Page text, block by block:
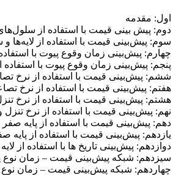
اول: مقدمه
دوم: پیش بینی قیمت با استفاده از
سوم: پیش‌بینی قیمت با استفاده از لایه‌ها و
چهارم: پیش‌بینی زمان وقوع پیوت با
پنجم: پیش‌بینی زمان وقوع پیوت با استفاده
ششم: پیش‌بینی قیمت با استفاده از نرخ
هفتم: پیش‌بینی قیمت با استفاده از نرخ
هشتم: پیش‌بینی قیمت با استفاده از نرخ
نهم: پیش‌بینی قیمت با استفاده از نرخ تنزل و
دهم: پیش‌بینی قیمت با استفاده از پایه صفر
یازدهم: پیش‌بینی قیمت با استفاده از پایه
دوازدهم: پیش‌بینی تاریخ ها با استفاده از
سیزدهم: شبکه پیش‌بینی قیمت – زمان نوع
چهاردهم: شبکه پیش‌بینی قیمت – زمان نوع